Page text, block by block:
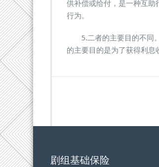
供补偿或给付，是一种互助
行为。
5.二者的主要目的不同。
的主要目的是为了获得利息
剧组基础保险